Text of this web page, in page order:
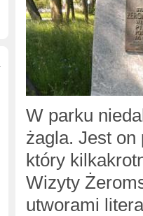
W parku
żagla. Jest
który
Wizyty
utworami